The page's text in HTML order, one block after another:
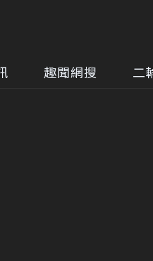
趣聞網搜 二